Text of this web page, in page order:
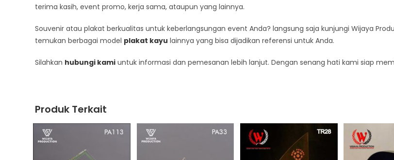
terima kasih, event promo, kerja sama, ataupun yang lainnya.
Souvenir atau plakat berkualitas untuk keberlangsungan event Anda? langsung saja kunjungi Wijaya
temukan berbagai model plakat kayu lainnya yang bisa dijadikan referensi untuk Anda.
Silahkan hubungi kami untuk informasi dan pemesanan lebih lanjut. Dengan senang hati kami siap
Produk Terkait